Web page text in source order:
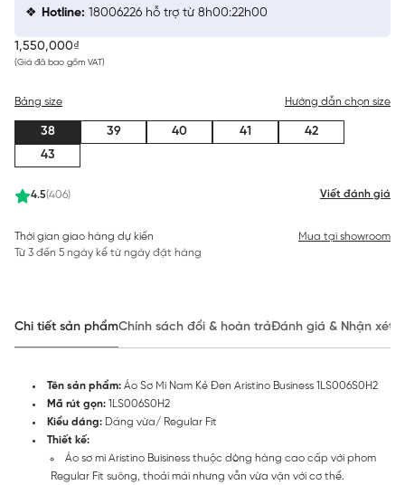
1,550,000₫
(Giá đã bao gồm VAT)
4.5(406) Viết đánh giá
Bảng size Hướng dẫn chọn size
38 39 40 41
42
43
Thời gian giao hàng dự kiến
Từ 3 đến 5 ngày kể từ ngày đặt hàng
Mua tại showroom
Hotline: 18006226 hỗ trợ từ 8h00:22h00
Chi tiết sản phẩmChính sách đổi & hoàn trảĐánh giá & Nhận xét
Tên sản phẩm: Áo Sơ Mi Nam Kẻ Đen Aristino Business 1LS006S0H2
Mã rút gọn: 1LS006S0H2
Kiểu dáng: Dáng vừa/ Regular Fit
Thiết kế:
Áo sơ mi Aristino Buisiness thuộc dòng hàng cao cấp với phom
Regular Fit suông, thoải mái nhưng vẫn vừa vặn với cơ thể.